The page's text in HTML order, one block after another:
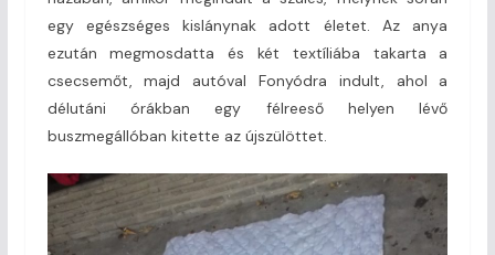
egy egészséges kislánynak adott életet. Az anya
ezután megmosdatta és két textíliába takarta a
csecsemőt, majd autóval Fonyódra indult, ahol a
délutáni órákban egy félreeső helyen lévő
buszmegállóban kitette az újszülöttet.